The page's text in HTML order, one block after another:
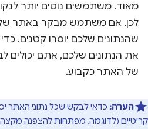
מאוד. משתמשים נוטים יותר
לכן, אם משתמש מבקר באתר
שהנתונים שלכם יוסרו קטנים.
את הנתונים שלכם, אתם יכולים
של האתר כקבוע.
הערה: כדאי לבקש שכל נתוני האתר
קריטיים (לדוגמה, מפתחות להצפנה מקצה